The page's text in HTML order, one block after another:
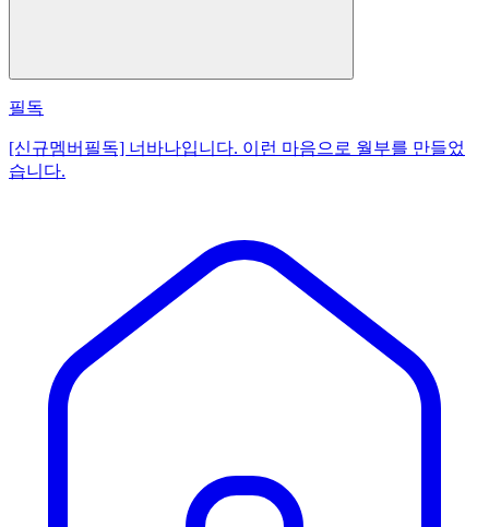
필독
[신규멤버필독] 너바나입니다. 이런 마음으로 월부를 만들었
습니다.